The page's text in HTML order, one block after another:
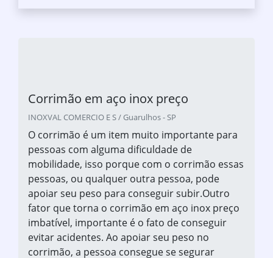
Corrimão em aço inox preço
INOXVAL COMERCIO E S / Guarulhos - SP
O corrimão é um item muito importante para
pessoas com alguma dificuldade de
mobilidade, isso porque com o corrimão essas
pessoas, ou qualquer outra pessoa, pode
apoiar seu peso para conseguir subir.Outro
fator que torna o corrimão em aço inox preço
imbatível, importante é o fato de conseguir
evitar acidentes. Ao apoiar seu peso no
corrimão, a pessoa consegue se segurar